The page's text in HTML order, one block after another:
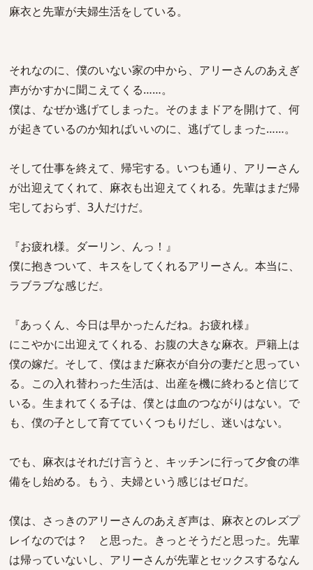
麻衣と先輩が夫婦生活をしている。
それなのに、僕のいない家の中から、アリーさんのあえぎ
声がかすかに聞こえてくる……。
僕は、なぜか逃げてしまった。そのままドアを開けて、何
が起きているのか知ればいいのに、逃げてしまった……。
そして仕事を終えて、帰宅する。いつも通り、アリーさん
が出迎えてくれて、麻衣も出迎えてくれる。先輩はまだ帰
宅しておらず、3人だけだ。
『お疲れ様。ダーリン、んっ！』
僕に抱きついて、キスをしてくれるアリーさん。本当に、
ラブラブな感じだ。
『あっくん、今日は早かったんだね。お疲れ様』
にこやかに出迎えてくれる、お腹の大きな麻衣。戸籍上は
僕の嫁だ。そして、僕はまだ麻衣が自分の妻だと思ってい
る。この入れ替わった生活は、出産を機に終わると信じて
いる。生まれてくる子は、僕とは血のつながりはない。で
も、僕の子として育てていくつもりだし、迷いはない。
でも、麻衣はそれだけ言うと、キッチンに行って夕食の準
備をし始める。もう、夫婦という感じはゼロだ。
僕は、さっきのアリーさんのあえぎ声は、麻衣とのレズプ
レイなのでは？ と思った。きっとそうだと思った。先輩
は帰っていないし、アリーさんが先輩とセックスするなん